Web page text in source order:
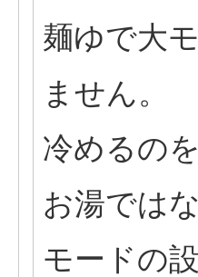
麺ゆで大
ません。
冷めるの
お湯では
モードの